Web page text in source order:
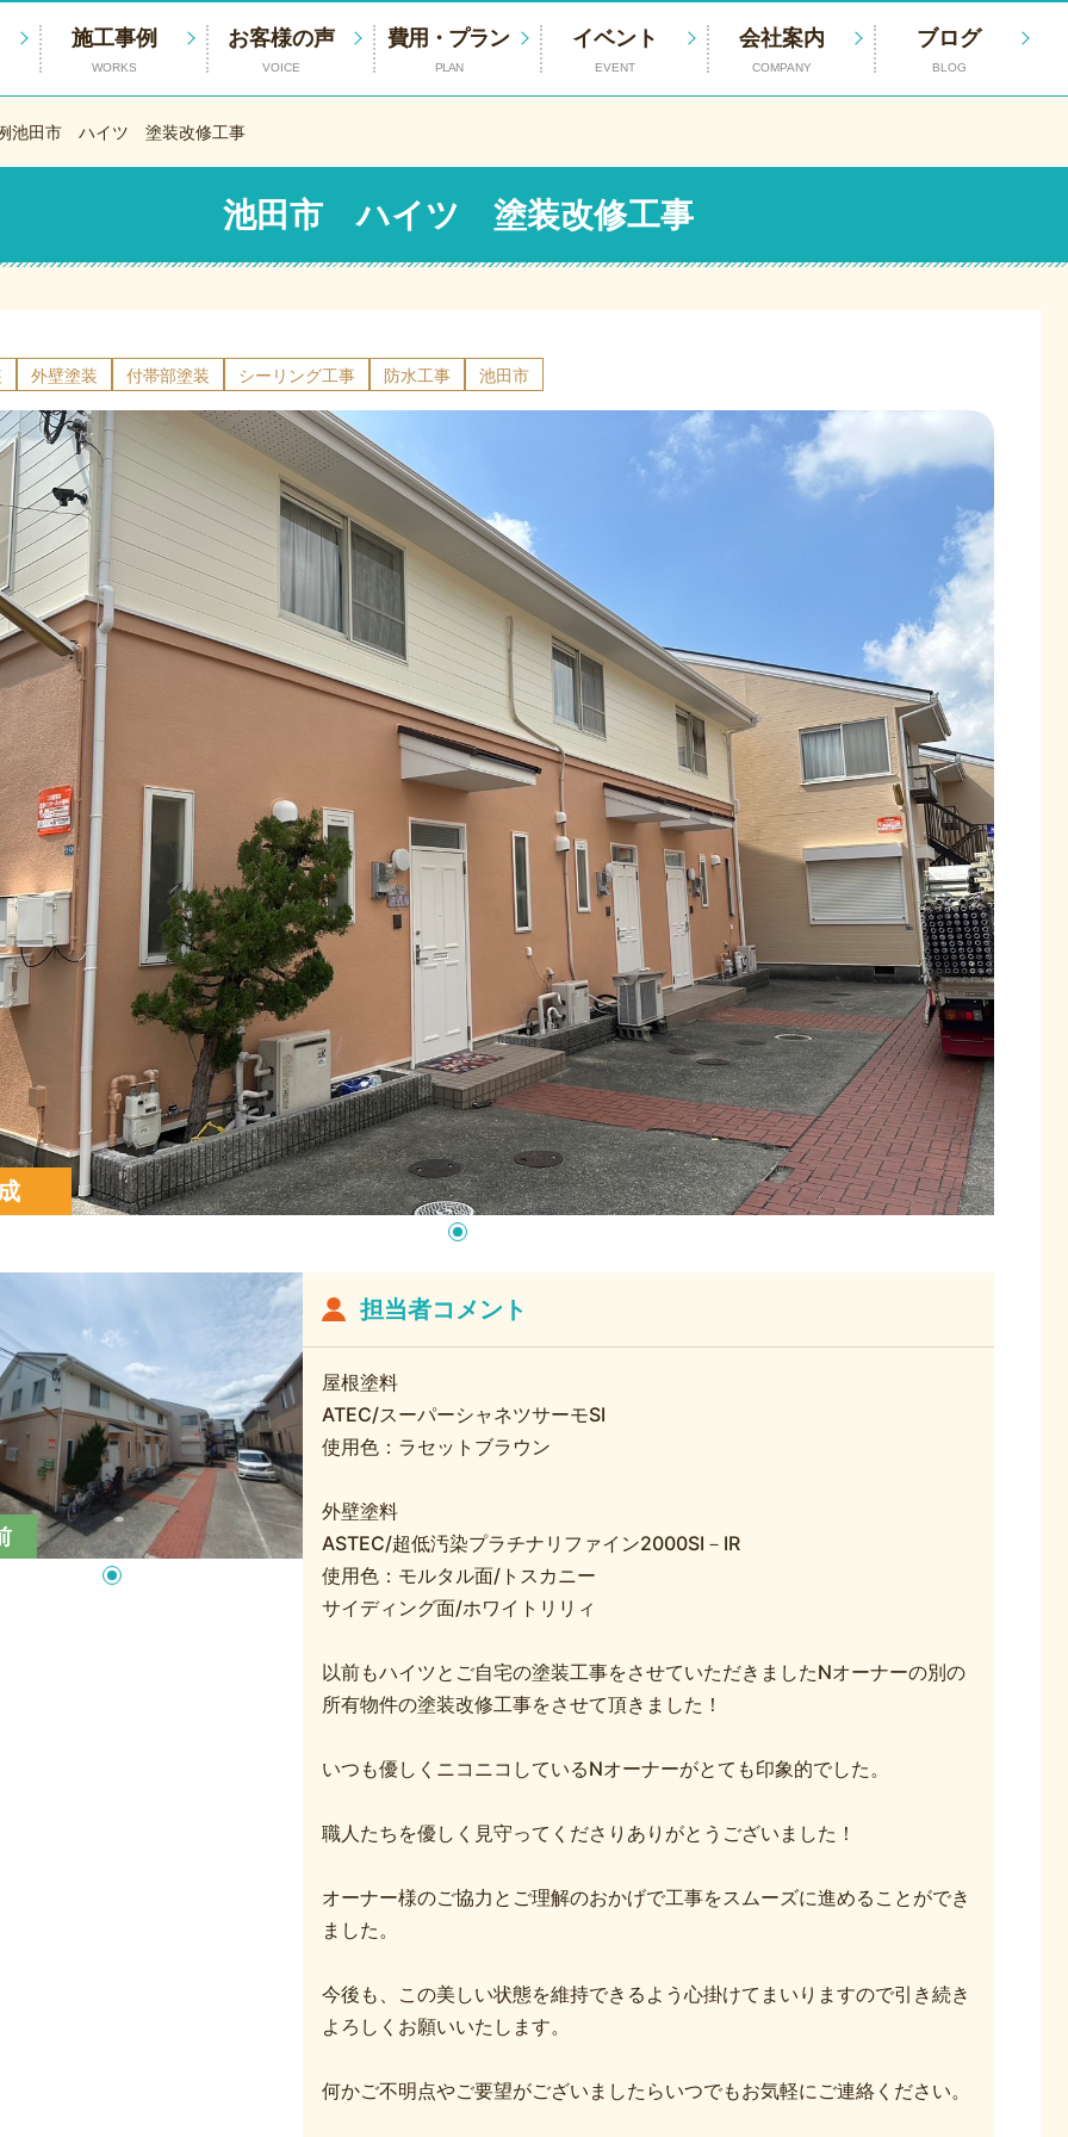
施工事例
WORKS
お客様の声
VOICE
費用・プラン
PLAN
イベント
EVENT
会社案内
COMPANY
ブログ
BLOG
池田市 ハイツ 塗装改修工事
池田市 ハイツ 塗装改修工事
外壁塗装 付帯部塗装 シーリング工事 防水工事 池田市
担当者コメント
屋根塗料
ATEC/スーパーシャネツサーモSI
使用色：ラセットブラウン
外壁塗料
ASTEC/超低汚染プラチナリファイン2000SI－IR
使用色：モルタル面/トスカニー
サイディング面/ホワイトリリィ
以前もハイツとご自宅の塗装工事をさせていただきましたNオーナーの別の
所有物件の塗装改修工事をさせて頂きました！
いつも優しくニコニコしているNオーナーがとても印象的でした。
職人たちを優しく見守ってくださりありがとうございました！
オーナー様のご協力とご理解のおかげで工事をスムーズに進めることができ
ました。
今後も、この美しい状態を維持できるよう心掛けてまいりますので引き続き
よろしくお願いいたします。
何かご不明点やご要望がございましたらいつでもお気軽にご連絡ください。